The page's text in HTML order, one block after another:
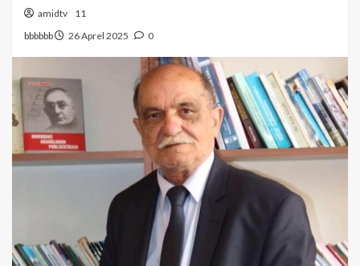
amidtv
11
bbbbbb
26 Aprel 2025 0